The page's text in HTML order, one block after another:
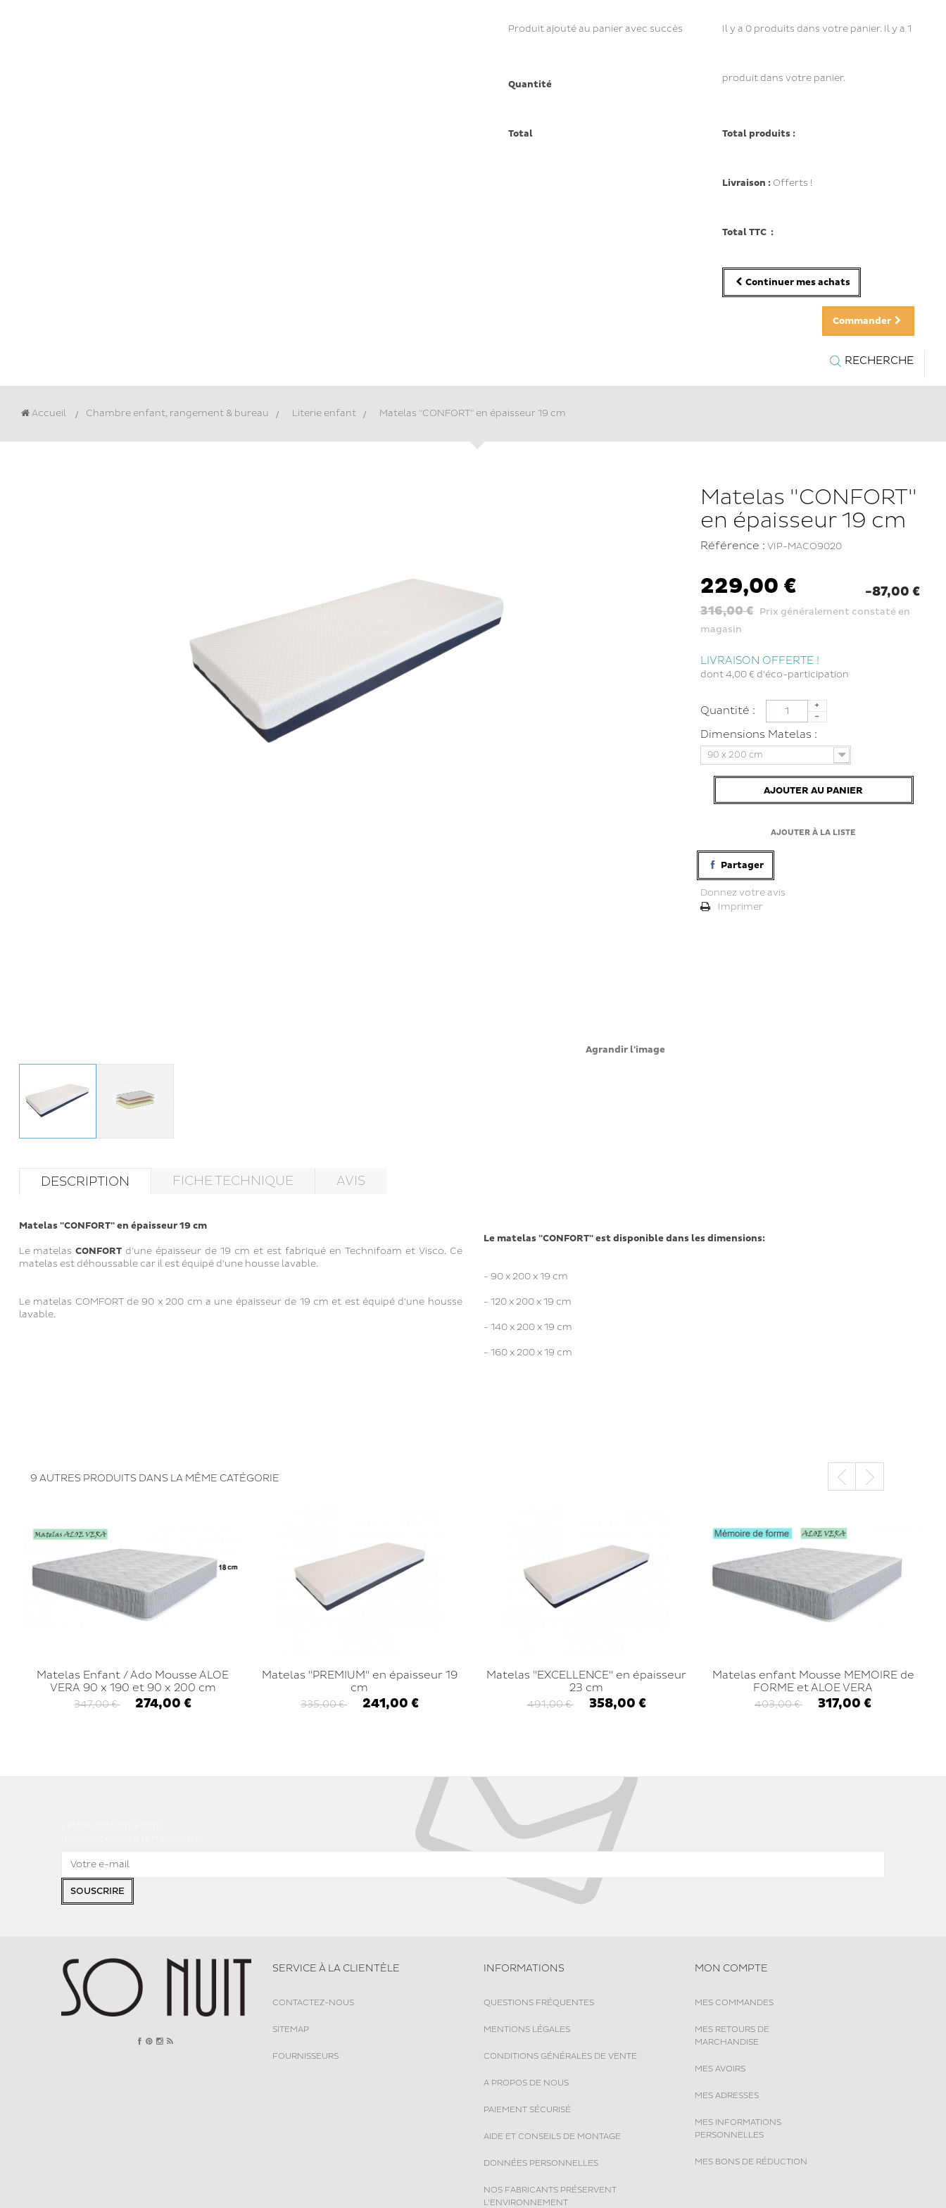
Produit ajouté au panier avec succès
Quantité
Total
Il y a 0produits dans votre panier. Il y a 1
produit dans votre panier.
Total produits :
Livraison : Offerts !
Total TTC :
Continuer mes achats
Commander
RECHERCHE
Accueil Chambre enfant, rangement & bureau > Literie enfant > Matelas "CONFORT" en épaisseur 19 cm
Agrandir l'image
Matelas "CONFORT"
en épaisseur 19 cm
Référence : VIP-MACO9020
229,00 € -87,00 €
316,00 € Prix généralement constaté en
magasin
LIVRAISON OFFERTE !
dont4,00 € d'éco-participation
Quantité :
Dimensions Matelas :
90 x 200 cm
AJOUTER AU PANIER
AJOUTER À LA LISTE
Partager
Donnez votre avis
Imprimer
DESCRIPTION FICHE TECHNIQUE AVIS
Matelas "CONFORT" en épaisseur 19 cm
Le matelas CONFORTd'une épaisseur de 19 cm et est fabriqué en Technifoam et Visco. Ce
matelas est déhoussable car il est équipé d'une housse lavable.
Le matelas COMFORT de 90 x 200 cm a une épaisseur de 19 cm et est équipé d'une housse
lavable.
Le matelas "CONFORT" est disponible dans les dimensions:
- 90 x 200 x 19 cm
- 120 x 200 x 19 cm
- 140 x 200 x 19 cm
- 160 x 200 x 19 cm
9 AUTRES PRODUITS DANS LA MÊME CATÉGORIE
Matelas Enfant / Ado Mousse ALOE
VERA 90 x 190 et 90 x 200 cm
Epaisseur 18 cm
347,00 € 274,00 €
Matelas "PREMIUM" en épaisseur 19
cm
335,00 € 241,00 €
Matelas "EXCELLENCE" en épaisseur
23 cm
491,00 € 358,00 €
Matelas enfant Mousse MEMOIRE de
FORME et ALOE VERA
403,00 € 317,00 €
SOUSCRIRE
SERVICE À LA CLIENTÈLE
CONTACTEZ-NOUS
SITEMAP
FOURNISSEURS
INFORMATIONS
QUESTIONS FRÉQUENTES
MENTIONS LÉGALES
CONDITIONS GÉNÉRALES DE VENTE
A PROPOS DE NOUS
PAIEMENT SÉCURISÉ
AIDE ET CONSEILS DE MONTAGE
DONNÉES PERSONNELLES
NOS FABRICANTS PRÉSERVENT
L'ENVIRONNEMENT
MON COMPTE
MES COMMANDES
MES RETOURS DE
MARCHANDISE
MES AVOIRS
MES ADRESSES
MES INFORMATIONS
PERSONNELLES
MES BONS DE RÉDUCTION